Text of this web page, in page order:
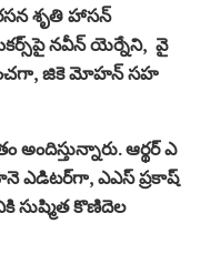
శృతి హాసన్
నవీన్ యెర్నేని, వై
జికె మోహన్ సహ
అందిస్తున్నారు. ఆర్థర్ ఎ
ఎడిటర్‌గా, ఎఎస్‌ ప్రకాష్‌
సుష్మిత కొణిదెల